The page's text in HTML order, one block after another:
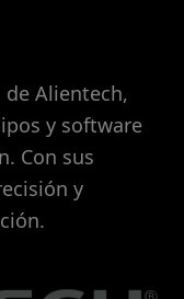
Alientech,
y software
Con sus
y